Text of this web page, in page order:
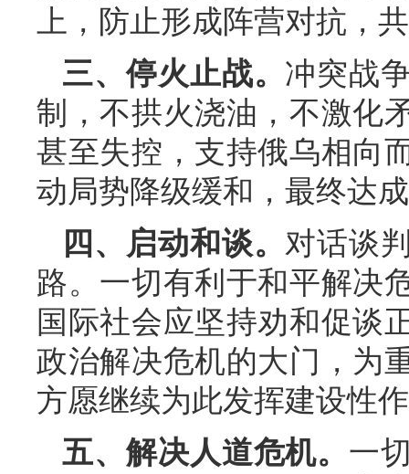
上，防止形成阵营对抗，
三、停火止战。 冲突战
制，不拱火浇油，不激化
甚至失控，支持俄乌相向
动局势降级缓和，最终达
四、启动和谈。 对话谈
路。一切有利于和平解决
国际社会应坚持劝和促谈
政治解决危机的大门，为
方愿继续为此发挥建设性
五、解决人道危机。 一